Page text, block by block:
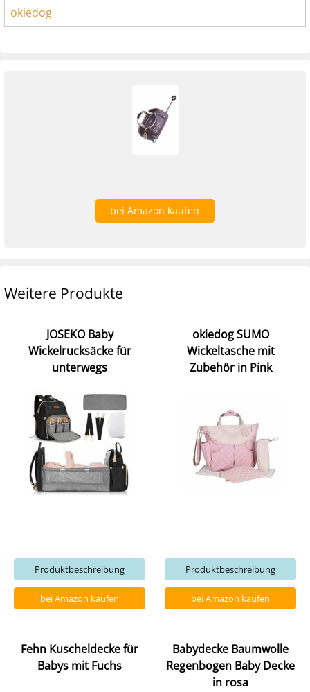
okiedog
bei Amazon kaufen
Weitere Produkte
JOSEKO Baby
Wickelrucksäcke für
unterwegs
Produktbeschreibung
bei Amazon kaufen
okiedog SUMO
Wickeltasche mit
Zubehör in Pink
Produktbeschreibung
bei Amazon kaufen
Fehn Kuscheldecke für
Babys mit Fuchs
Babydecke Baumwolle
Regenbogen Baby Decke
in rosa